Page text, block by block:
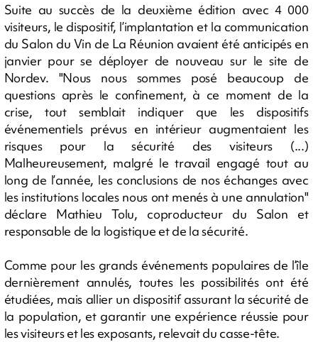
Suite au succès de la deuxième édition avec 4 000
visiteurs, le dispositif, l’implantation et la communication
du Salon du Vin de La Réunion avaient été anticipés en
janvier pour se déployer de nouveau sur le site de
Nordev. "Nous nous sommes posé beaucoup de
questions après le confinement, à ce moment de la
crise, tout semblait indiquer que les dispositifs
événementiels prévus en intérieur augmentaient les
risques pour la sécurité des visiteurs (...)
Malheureusement, malgré le travail engagé tout au
long de l’année, les conclusions de nos échanges avec
les institutions locales nous ont menés à une annulation"
déclare Mathieu Tolu, coproducteur du Salon et
responsable de la logistique et de la sécurité.
Comme pour les grands événements populaires de l’île
dernièrement annulés, toutes les possibilités ont été
étudiées, mais allier un dispositif assurant la sécurité de
la population, et garantir une expérience réussie pour
les visiteurs et les exposants, relevait du casse-tête.